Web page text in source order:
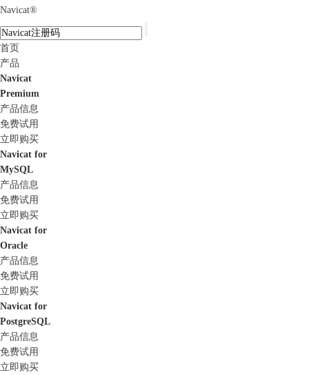
Navicat®
首页
产品
Navicat
Premium
产品信息
免费试用
立即购买
Navicat for
MySQL
产品信息
免费试用
立即购买
Navicat for
Oracle
产品信息
免费试用
立即购买
Navicat for
PostgreSQL
产品信息
免费试用
立即购买